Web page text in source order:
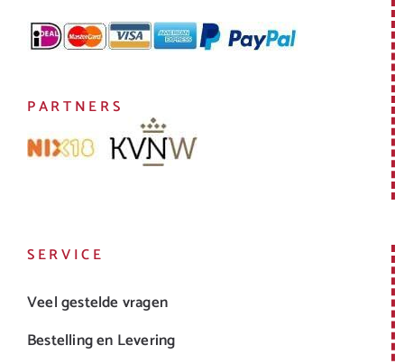
PARTNERS
SERVICE
Veel gestelde vragen
Bestelling en Levering